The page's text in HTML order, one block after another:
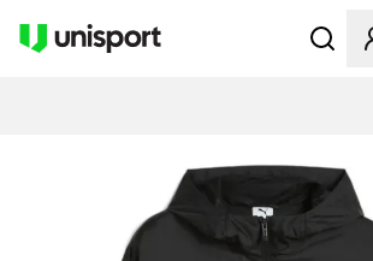
Åbner